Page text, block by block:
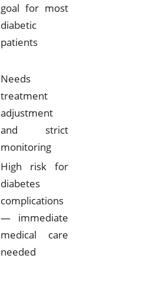
goal for most
diabetic
patients
Needs
treatment
adjustment
and strict
monitoring
High risk for
diabetes
complications
— immediate
medical care
needed